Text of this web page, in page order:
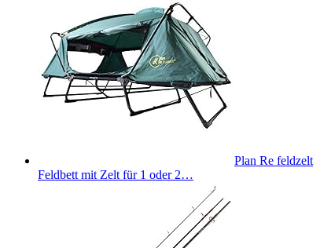
Plan Re feldzelt
Feldbett mit Zelt für 1 oder 2…